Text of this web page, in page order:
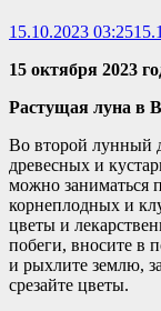
15.10.2023 03:25
15 октября 2023
Растущая луна в
Во второй лунный
древесных и
можно заниматься
корнеплодных и
цветы и
побеги, вносите в
и рыхлите землю,
срезайте цветы.